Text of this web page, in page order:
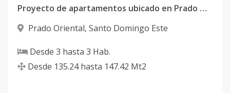
Proyecto de apartamentos ubicado en Prado Oriental
Prado Oriental, Santo Domingo Este
Desde 3 hasta 3 Hab.
Desde 135.24 hasta 147.42 Mt2